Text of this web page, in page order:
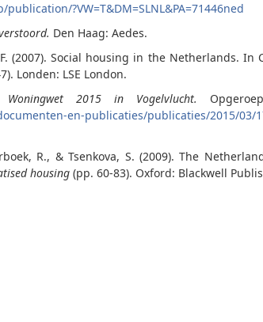
?VW=T&DM=SLNL&PA=71446ned
Den Haag: Aedes.
(2007). Social housing in the Netherlands. In
Londen: LSE London.
Woningwet 2015 in Vogelvlucht.
en-publicaties/publicaties/2015/03/
R., & Tsenkova, S. (2009). The
housing (pp. 60-83). Oxford: Blackwell